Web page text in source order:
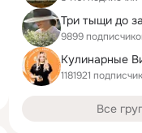
Три тыщи до
9899
1181921 подписчик
Все